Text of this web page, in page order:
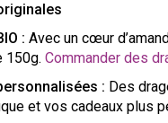
: Avec un cœur
150g. Commander des
: Des
et vos cadeaux plus